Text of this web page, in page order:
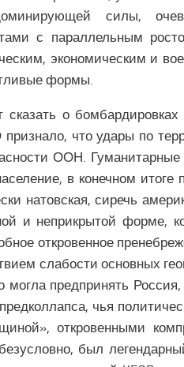
силы,
с параллельным
экономическим и
формы.
сказать о
что удары по
ООН.
в конечном итоге
натовская, сиречь
и неприкрытой форме,
откровенное
слабости основных
предпринять
чья
откровенными
был